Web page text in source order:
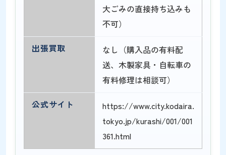
大ごみの直接持ち込みも
不可）
出張買取
なし（購入品の有料配
送、木製家具・自転車の
有料修理は相談可）
公式サイト
https://www.city.kodaira.
tokyo.jp/kurashi/001/001
361.html